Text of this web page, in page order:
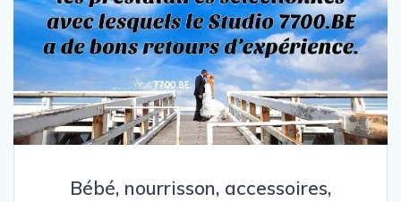
Bébé, nourrisson, accessoires,